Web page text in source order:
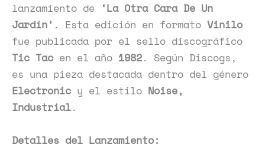
lanzamiento de ‘La Otra Cara De Un
Jardín’ . Esta edición en formato Vinilo
fue publicada por el sello discográfico
Tic Tac en el año 1982. Según Discogs,
es una pieza destacada dentro del género
Electronic y el estilo Noise,
Industrial.
Detalles del Lanzamiento: